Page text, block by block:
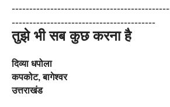
------------------------------
-----------------------------------------
तुझे भी सब कुछ करना है
दिव्या धपोला
कपकोट, बागेश्वर
उत्तराखंड